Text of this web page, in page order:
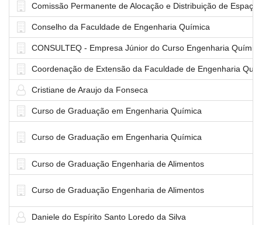
Comissão Permanente de Alocação e Distribuição de Espaço
Conselho da Faculdade de Engenharia Química
CONSULTEQ - Empresa Júnior do Curso Engenharia Química
Coordenação de Extensão da Faculdade de Engenharia
Cristiane de Araujo da Fonseca
Curso de Graduação em Engenharia Química
Curso de Graduação em Engenharia Química
Curso de Graduação Engenharia de Alimentos
Curso de Graduação Engenharia de Alimentos
Daniele do Espírito Santo Loredo da Silva